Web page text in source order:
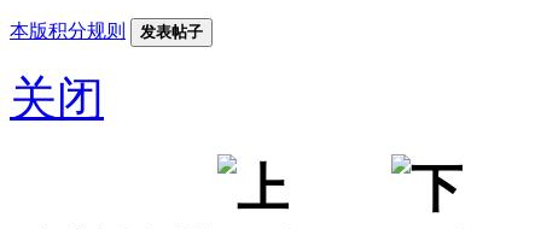
本版积分规则 发表帖子
关闭